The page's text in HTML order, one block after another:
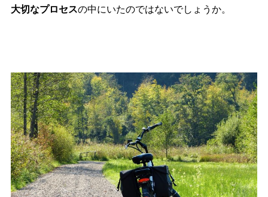
大切なプロセスの中にいたのではないでしょうか。